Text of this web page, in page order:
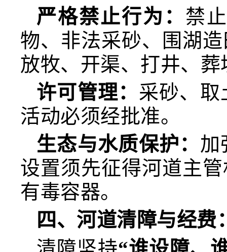
严格禁止行为： 禁
物、非法采砂、围湖
放牧、开渠、打井、
许可管理： 采砂、
活动必须经批准。
生态与水质保护： 加
设置须先征得河道主
有毒容器。
四、河道清障与经